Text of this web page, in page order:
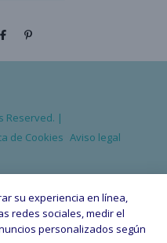
Reserved. |
de Cookies Aviso legal
su experiencia en línea,
redes sociales, medir el
personalizados según